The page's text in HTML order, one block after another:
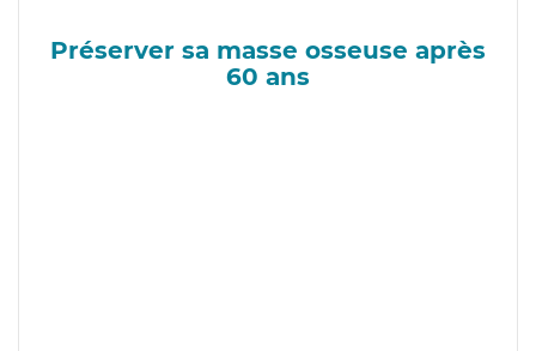
Préserver sa masse osseuse après
60 ans